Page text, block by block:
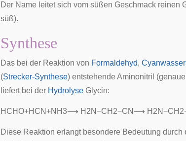
Der Name leitet sich vom süßen Geschmack reinen
süß).
Synthese
Das bei der Reaktion von Formaldehyd,
(Strecker-Synthese) entstehende Aminonitril
liefert bei der Hydrolyse Glycin:
H CHO+H CN+N H3⟶ H 2N−CH 2−CN ⟶ H 2N−CH 2
Diese Reaktion erlangt besondere Bedeutung durch